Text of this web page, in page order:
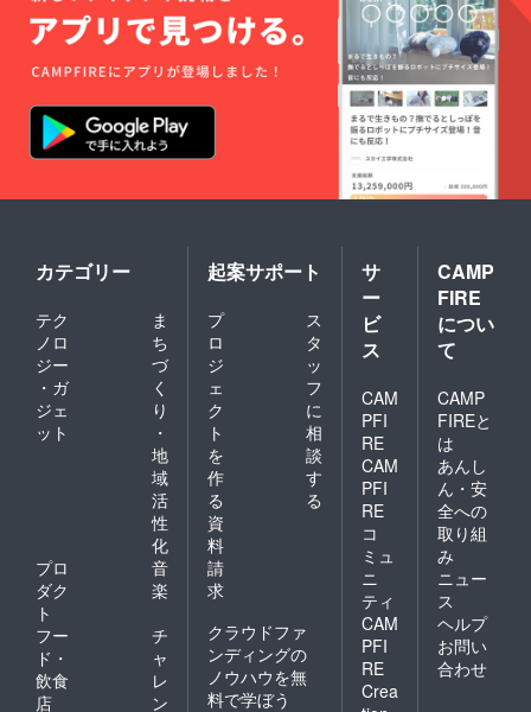
カテゴリー
テク
ノロ
ジー
・ガ
ジェ
ット
ま
ち
づ
く
り
・
地
域
活
性
化
プロ
ダク
ト
音
楽
フー
ド・
飲食
店
チ
ャ
レ
ン
起案サポート
プ
ロ
ジ
ェ
ク
ト
を
作
る
ス
タ
ッ
フ
に
相
談
す
る
資
料
請
求
クラウドファ
ンディングの
ノウハウを無
料で学ぼう
サ
ー
ビ
ス
CAM
PFI
RE
CAM
PFI
RE
コ
ミュ
ニ
ティ
CAM
PFI
RE
Crea
CAMP
FIRE
につい
て
CAMP
FIREと
は
あんし
ん・安
全への
取り組
み
ニュー
ス
ヘルプ
お問い
合わせ